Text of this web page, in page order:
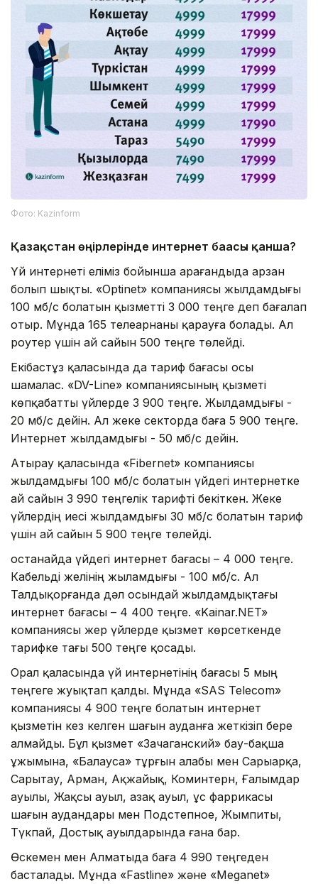
Фото: Kazinform
Қазақстан өңірлерінде интернет бағасы қанша?
Үй интернеті еліміз бойынша Қарағандыда арзан
болып шықты. «Optinet» компаниясы жылдамдығы
100 мб/с болатын қызметті 3 000 теңге деп бағалап
отыр. Мұнда 165 телеарнаны қарауға болады. Ал
роутер үшін ай сайын 500 теңге төлейді.
Екібастұз қаласында да тариф бағасы осы
шамалас. «DV-Line» компаниясының қызметі
көпқабатты үйлерде 3 900 теңге. Жылдамдығы -
20 мб/с дейін. Ал жеке секторда баға 5 900 теңге.
Интернет жылдамдығы - 50 мб/с дейін.
Атырау қаласында «Fibernet» компаниясы
жылдамдығы 100 мб/с болатын үйдегі интернетке
ай сайын 3 990 теңгелік тарифті бекіткен. Жеке
үйлердің иесі жылдамдығы 30 мб/с болатын тариф
үшін ай сайын 5 900 теңге төлейді.
Қостанайда үйдегі интернет бағасы – 4 000 теңге.
Кабельді желінің жыламдығы - 100 мб/с. Ал
Талдықорғанда дәл осындай жылдамдықтағы
интернет бағасы – 4 400 теңге. «Kainar.NET»
компаниясы жер үйлерде қызмет көрсеткенде
тарифке тағы 500 теңге қосады.
Орал қаласында үй интернетінің бағасы 5 мың
теңгеге жуықтап қалды. Мұнда «SAS Telecom»
компаниясы 4 900 теңге болатын интернет
қызметін кез келген шағын ауданға жеткізіп бере
алмайды. Бұл қызмет «Зачаганский» бау-бақша
ұжымына, «Балауса» тұрғын алабы мен Сарыарқа,
Сарытау, Арман, Ақжайық, Коминтерн, Ғалымдар
ауылы, Жақсы ауыл, Қазақ ауыл, Құс фаррикасы
шағын аудандары мен Подстепное, Жымпиты,
Түкпай, Достық ауылдарында ғана бар.
Өскемен мен Алматыда баға 4 990 теңгеден
басталады. Мұнда «Fastline» және «Meganet»